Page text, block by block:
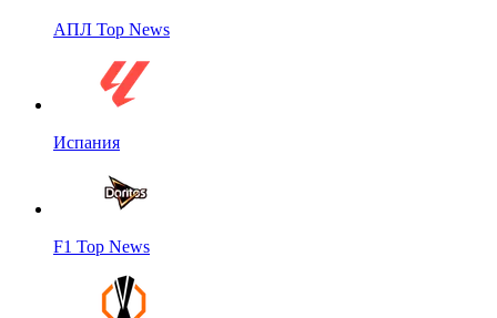
АПЛ Top News
Испания
F1 Top News